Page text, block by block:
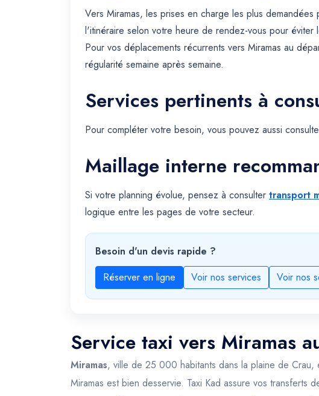
Vers Miramas, les prises en charge les plus
l'itinéraire selon votre heure de rendez-vous pour éviter
Pour vos déplacements récurrents vers Miramas au
régularité semaine après semaine.
Services pertinents à
Pour compléter votre besoin, vous pouvez aussi
Maillage interne
Si votre planning évolue, pensez à consulter transport
logique entre les pages de votre secteur.
Besoin d'un devis rapide ?
Réserver en ligne
Voir nos services Voir nos
Service taxi vers Miramas
Miramas, ville de 25 000 habitants dans la plaine de
Miramas est bien desservie. Taxi Kad assure vos transferts